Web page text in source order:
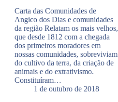
Carta das Comunidades de
Angico dos Dias e comunidades
da região Relatam os mais velhos,
que desde 1812 com a chegada
dos primeiros moradores em
nossas comunidades, sobreviviam
do cultivo da terra, da criação de
animais e do extrativismo.
Constituíram…
1 de outubro de 2018